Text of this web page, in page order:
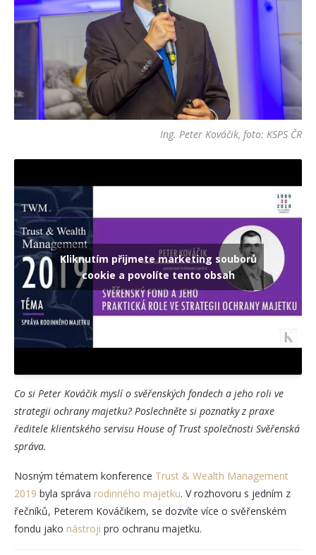
Ing. Peter Kováčik, foto: KSPS ČR
Kliknutím přijmete marketing souborů
cookie a povolíte tento obsah
Co si Peter Kováčik myslí o svěřenských fondech a jeho roli ve
strategii ochrany majetku? Poslechněte si poznatky z praxe
ředitele klientského servisu House of Trust společnosti Svěřenská
správa.
Nosným tématem konference Trust & Wealth Management
2019 byla správa rodinného majetku. V rozhovoru s jedním z
řečníků, Peterem Kováčikem, se dozvíte více o svěřenském
fondu jako nástroji pro ochranu majetku.